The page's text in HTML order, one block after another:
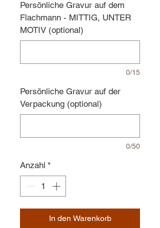
Persönliche Gravur auf dem
Flachmann - MITTIG, UNTER
MOTIV (optional)
0/15
Persönliche Gravur auf der
Verpackung (optional)
0/50
Anzahl *
In den Warenkorb